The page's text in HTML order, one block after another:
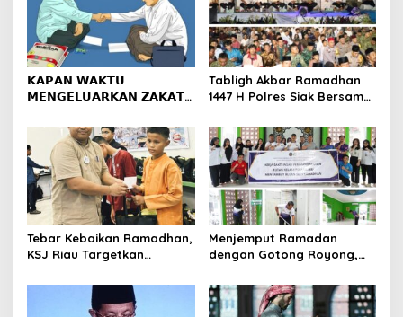
p
o
s
𝗞𝗔𝗣𝗔𝗡 𝗪𝗔𝗞𝗧𝗨
𝗠𝗘𝗡𝗚𝗘𝗟𝗨𝗔𝗥𝗞𝗔𝗡 𝗭𝗔𝗞𝗔𝗧
Tabligh Akbar Ramadhan
1447 H Polres Siak Bersama
Masyarakat Tumpah Ruah
Tebar Kebaikan Ramadhan,
KSJ Riau Targetkan
Penerima Manfaat di
Berbagai Wilayah
Menjemput Ramadan
dengan Gotong Royong,
Warga Binaan Bersihkan
Masjid